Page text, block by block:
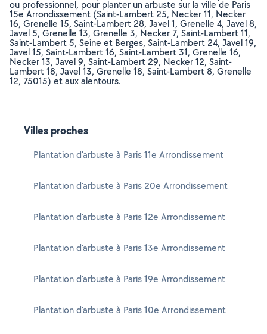
ou professionnel, pour planter un arbuste sur la ville de Paris
15e Arrondissement (Saint-Lambert 25, Necker 11, Necker
16, Grenelle 15, Saint-Lambert 28, Javel 1, Grenelle 4, Javel 8,
Javel 5, Grenelle 13, Grenelle 3, Necker 7, Saint-Lambert 11,
Saint-Lambert 5, Seine et Berges, Saint-Lambert 24, Javel 19,
Javel 15, Saint-Lambert 16, Saint-Lambert 31, Grenelle 16,
Necker 13, Javel 9, Saint-Lambert 29, Necker 12, Saint-
Lambert 18, Javel 13, Grenelle 18, Saint-Lambert 8, Grenelle
12, 75015) et aux alentours.
Villes proches
Plantation d'arbuste à Paris 11e Arrondissement
Plantation d'arbuste à Paris 20e Arrondissement
Plantation d'arbuste à Paris 12e Arrondissement
Plantation d'arbuste à Paris 13e Arrondissement
Plantation d'arbuste à Paris 19e Arrondissement
Plantation d'arbuste à Paris 10e Arrondissement